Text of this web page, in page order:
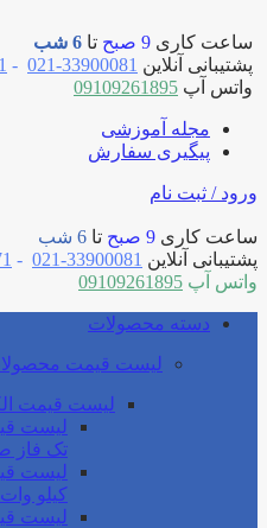
ساعت کاری 9 صبح تا 6 شب
پشتیبانی آنلاین 33900081-021
-
واتس آپ 09109261895
مجله آموزشی
پیگیری سفارش
ورود / ثبت نام
ساعت کاری 9 صبح تا 6 شب
پشتیبانی آنلاین 33900081-021
-
واتس آپ 09109261895
دسته محصولات
لیست قیمت
لیست قیمت
لیست
تک فاز
کیلو
لیست